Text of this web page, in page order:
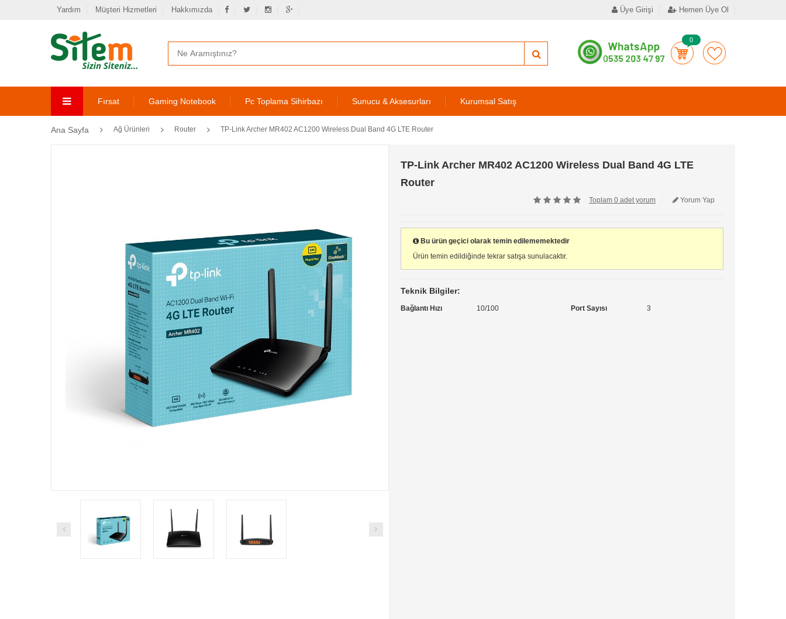
Yardım Müşteri Hizmetleri Hakkımızda Üye Girişi Hemen Üye Ol
0
Fırsat Gaming Notebook Pc Toplama Sihirbazı Sunucu & Aksesurları Kurumsal Satış
Ana Sayfa Ağ Ürünleri Router TP-Link Archer MR402 AC1200 Wireless Dual Band 4G LTE Router
TP-Link Archer MR402 AC1200 Wireless Dual Band 4G LTE
Router
Toplam 0 adet yorum Yorum Yap
Bu ürün geçici olarak temin edilememektedir
Ürün temin edildiğinde tekrar satışa sunulacaktır.
Teknik Bilgiler:
Bağlantı Hızı 10/100 Port Sayısı 3